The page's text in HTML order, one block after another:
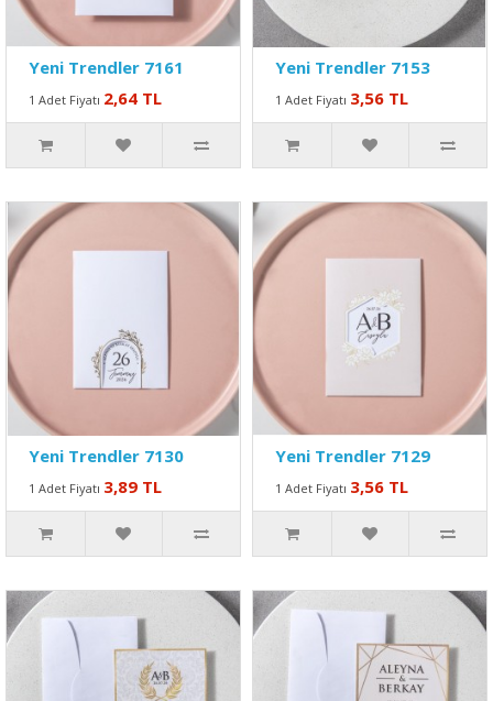
Yeni Trendler 7161
1 Adet Fiyatı 2,64 TL
Yeni Trendler 7153
1 Adet Fiyatı 3,56 TL
Yeni Trendler 7130
1 Adet Fiyatı 3,89 TL
Yeni Trendler 7129
1 Adet Fiyatı 3,56 TL